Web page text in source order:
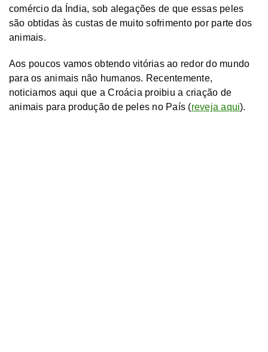
comércio da Índia, sob alegações de que essas peles
são obtidas às custas de muito sofrimento por parte dos
animais.
Aos poucos vamos obtendo vitórias ao redor do mundo
para os animais não humanos. Recentemente,
noticiamos aqui que a Croácia proibiu a criação de
animais para produção de peles no País (reveja aqui).